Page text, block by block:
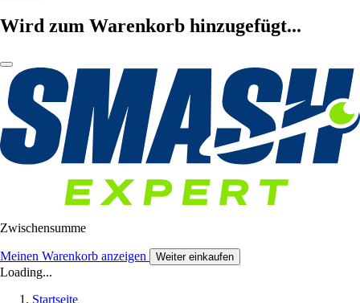
Wird zum Warenkorb hinzugefügt...
Zwischensumme
Meinen Warenkorb anzeigen Weiter einkaufen
Loading...
Startseite